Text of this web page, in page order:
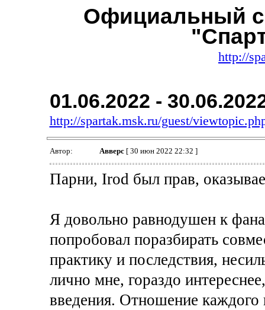
Официальный
http://
01.06.2022 -
http://spartak.msk.ru/guest/
Автор: Авверс[ 30 июн 2022 22:32 ]
Парни, Irod был прав,
Я довольно равнодушен к
попробовал поразбирать
практику и последствия,
лично мне, гораздо
введения. Отношение каждого